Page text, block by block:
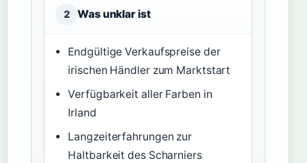
2 Was unklar ist
Endgültige Verkaufspreise der
irischen Händler zum Marktstart
Verfügbarkeit aller Farben in
Irland
Langzeiterfahrungen zur
Haltbarkeit des Scharniers